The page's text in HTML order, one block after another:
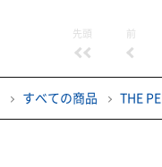
先頭 前
すべての商品 THE